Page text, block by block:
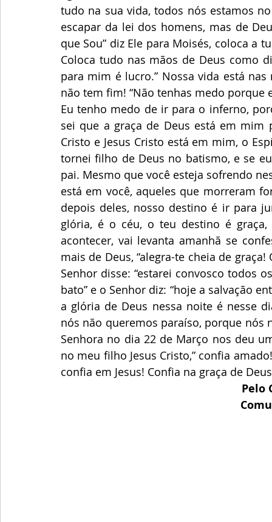
tudo na sua vida, todos nós estamos
escapar da lei dos homens, mas de
que Sou” diz Ele para Moisés, coloca a
Coloca tudo nas mãos de Deus como
para mim é lucro.” Nossa vida está
não tem fim! “Não tenhas medo porque
Eu tenho medo de ir para o inferno,
sei que a graça de Deus está em mim
Cristo e Jesus Cristo está em mim, o
tornei filho de Deus no batismo, e se
pai. Mesmo que você esteja sofrendo
está em você, aqueles que morreram
depois deles, nosso destino é ir para
glória, é o céu, o teu destino é
acontecer, vai levanta amanhã se
mais de Deus, “alegra-te cheia de
Senhor disse: “estarei convosco todos
bato” e o Senhor diz: “hoje a salvação
a glória de Deus nessa noite é nesse
nós não queremos paraíso, porque nós
Senhora no dia 22 de Março nos deu
no meu filho Jesus Cristo,” confia
confia em Jesus! Confia na graça de
Pelo